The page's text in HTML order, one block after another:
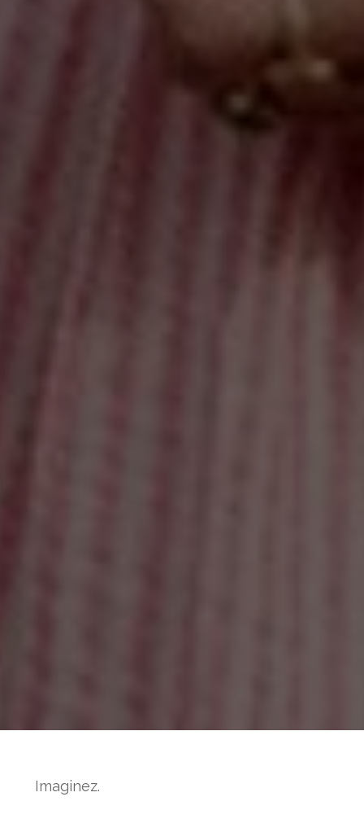
Imaginez.